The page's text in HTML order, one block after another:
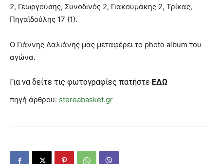
2, Γεωργούσης, Συνοδινός 2, Γιακουμάκης 2, Τρίκας,
Πηγαϊδούλης 17 (1).
Ο Γιάννης Δαλιάνης μας μεταφέρει το photo album του
αγώνα.
Για να δείτε τις φωτογραφίες πατήστε ΕΔΩ
πηγή άρθρου: stereabasket.gr